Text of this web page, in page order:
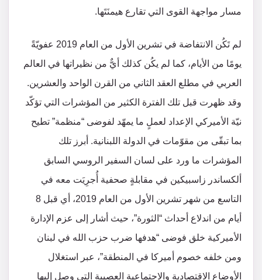
مسار مواجهة القوى التي تقارع هيمنَتَها.
لم تَكُن الانتفاضة في تشرين الأول من العام 2019 عفويّةً
يومًا من الأيام، كما لم يكُن كذلك أيٌّ من نظيراتها في العالم
العربي في مطلع العقد الثاني من القرن الواحد والعشرين.
وقد ظهرت قبل تلك الفترة الكثير من المؤشرات التي تؤكّد
نيّة الأميركي الإعداد لعملٍ ما يمهّد لفوضى “منظمة” تطيح
بما تبقّى من مقوّمات في الدولة اللبنانية. أبرز تلك
المؤشرات ما ورد على لسان السفير الروسي السابق
ألكساندر زاسبيكين في مقابلةٍ صحفية أُجرِيَت معه في
التاسع من شهر تشرين الأول من العام 2019، أي قبل 8
أيام من اندلاع أحداث “الثورة”، حيث أشار إلى عزم الإدارة
الأميركية خلق فوضى “هدفها ضرب حزب الله في لبنان
ومن خلفه خصوم أميركا في المنطقة”، عبر استغلال
الأوضاع الاقتصادية والاجتماعية العصيبة التي وصل إليها